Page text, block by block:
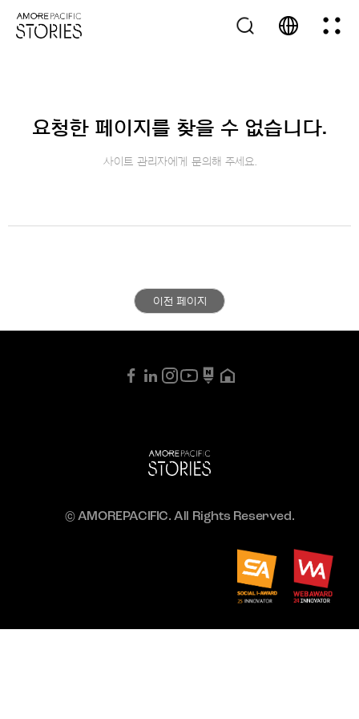
요청한 페이지를 찾을 수 없습니다.
사이트 관리자에게 문의해 주세요.
이전 페이지
© AMOREPACIFIC. All Rights Reserved.